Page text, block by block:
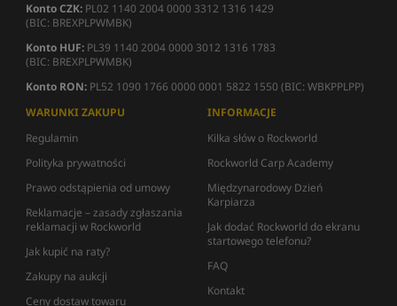
Konto CZK: PL02 1140 2004 0000 3312 1316 1429
(BIC: BREXPLPWMBK)
Konto HUF: PL39 1140 2004 0000 3012 1316 1783
(BIC: BREXPLPWMBK)
Konto RON: PL52 1090 1766 0000 0001 5822 1550 (BIC: WBKPPLPP)
WARUNKI ZAKUPU
Regulamin
Polityka prywatności
Prawo odstąpienia od umowy
Reklamacje – zasady zgłaszania
reklamacji w Rockworld
Jak kupić na raty?
Zakupy na aukcji
Ceny dostaw towaru
INFORMACJE
Kilka słów o Rockworld
Rockworld Carp Academy
Międzynarodowy Dzień
Karpiarza
Jak dodać Rockworld do ekranu
startowego telefonu?
FAQ
Kontakt